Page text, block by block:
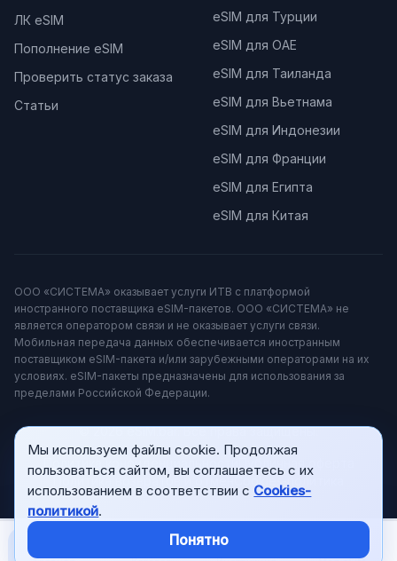
ЛК eSIM
Пополнение eSIM
Проверить статус заказа
Статьи
eSIM для Турции
eSIM для ОАЕ
eSIM для Таиланда
eSIM для Вьетнама
eSIM для Индонезии
eSIM для Франции
eSIM для Египта
eSIM для Китая
ООО «СИСТЕМА» оказывает услуги ИТВ с платформой
иностранного поставщика eSIM-пакетов. ООО «СИСТЕМА» не
является оператором связи и не оказывает услуги связи.
Мобильная передача данных обеспечивается иностранным
поставщиком eSIM-пакета и/или зарубежными операторами на их
условиях. eSIM-пакеты предназначены для использования за
пределами Российской Федерации.
© 2026 eSIM.bar. Все права защищены.
Политика конфиденциальности
Политика возвратов и отмен
Мы используем файлы cookie. Продолжая
пользоваться сайтом, вы соглашаетесь с их
использованием в соответствии с Cookies-
политикой.
Понятно